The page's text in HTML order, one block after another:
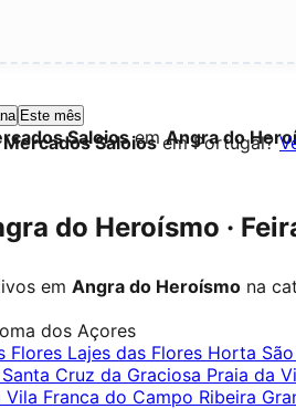
Este mês
SaloiosemAngra do
Mercados Saloiosem Portugal?
do Heroísmo ·
em Angra do Heroísmo na
dos Açores
Flores Lajes das Flores Horta
Santa Cruz da Graciosa Praia da
Vila Franca do Campo Ribeira